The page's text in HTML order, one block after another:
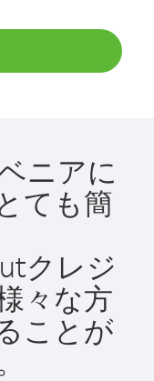
ニアに
ても簡
クレジ
々な方
ことが